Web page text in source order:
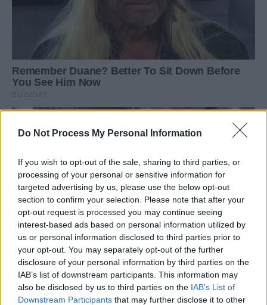
Do Not Process My Personal Information
If you wish to opt-out of the sale, sharing to third parties, or
processing of your personal or sensitive information for
targeted advertising by us, please use the below opt-out
section to confirm your selection. Please note that after your
opt-out request is processed you may continue seeing
interest-based ads based on personal information utilized by
us or personal information disclosed to third parties prior to
your opt-out. You may separately opt-out of the further
disclosure of your personal information by third parties on the
IAB’s list of downstream participants. This information may
also be disclosed by us to third parties on the IAB’s List of
Downstream Participants that may further disclose it to other